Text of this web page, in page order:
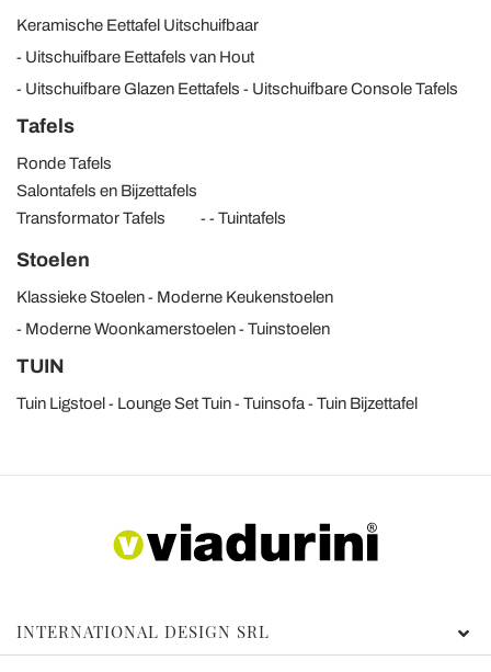
Keramische Eettafel Uitschuifbaar
Uitschuifbare Eettafels van Hout
Uitschuifbare Glazen Eettafels
Uitschuifbare Console Tafels
Tafels
Ronde Tafels
Salontafels en Bijzettafels
Transformator Tafels
Tuintafels
Stoelen
Klassieke Stoelen
Moderne Keukenstoelen
Moderne Woonkamerstoelen
Tuinstoelen
TUIN
Tuin Ligstoel Lounge Set Tuin Tuinsofa Tuin Bijzettafel
INTERNATIONAL DESIGN SRL